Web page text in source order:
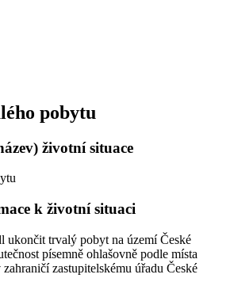
pobytu
životní situace
k životní situaci
ukončit trvalý pobyt na území České
písemně ohlašovně podle místa
zastupitelskému úřadu České